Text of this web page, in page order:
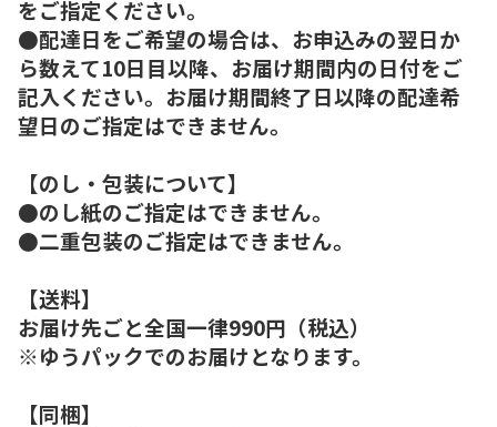
をご指定ください。
●配達日をご希望の場合は、お申込みの翌日か
ら数えて10日目以降、お届け期間内の日付をご
記入ください。お届け期間終了日以降の配達希
望日のご指定はできません。
【のし・包装について】
●のし紙のご指定はできません。
●二重包装のご指定はできません。
【送料】
お届け先ごと全国一律990円（税込）
※ゆうパックでのお届けとなります。
【同梱】